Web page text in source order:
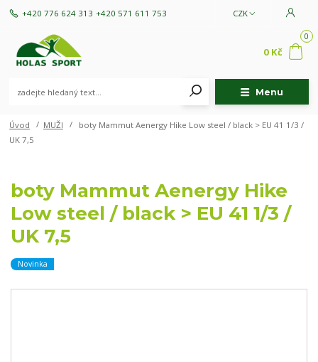
Menu
CZK
+420 776 624 313 +420 571 611 753
0
0 Kč
Úvod MUŽI
boty Mammut Aenergy Hike Low steel / black > EU 41 1/3 /
UK 7,5
boty Mammut Aenergy Hike
Low steel / black > EU 41 1/3 /
UK 7,5
Novinka